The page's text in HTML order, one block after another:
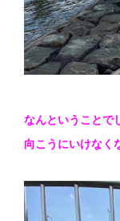
なんということで
向こうにいけなく